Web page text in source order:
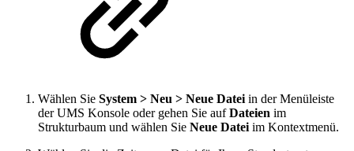
Wählen Sie System > Neu > Neue Datei in der Menüleiste
der UMS Konsole oder gehen Sie aufDateien im
Strukturbaum und wählen Sie Neue Datei im Kontextmenü.